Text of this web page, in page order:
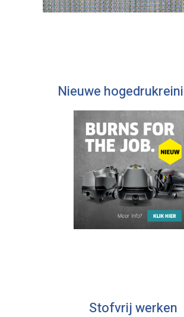
Nieuwe
Stofvrij werken